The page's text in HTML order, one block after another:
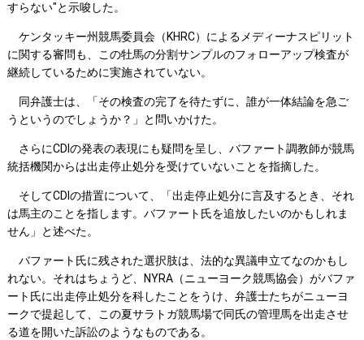
すらない"と示唆した。
ケンタッキー州競馬委員会（KHRC）によるメディーナスピリット
に関する審問も、この牡馬の分割サンプルのフォローアップ検査が
継続しているために実施されていない。
同弁護士は、「その検査の完了を待たずに、誰が一体結論を急ご
うというのでしょうか？」と問いかけた。
さらにCDIの発表の表現にも疑問を呈し、バファート調教師が競馬
統括機関からは出走停止処分を受けていないことを指摘した。
そしてCDIの措置について、「出走停止処分に言及するとき、それ
は馬主のことを指します。バファート氏を追放したいのかもしれま
せん」と述べた。
バファート氏に残された選択肢は、法的な異議申立てなのかもし
れない。それはちょうど、NYRA（ニューヨーク競馬協会）がバファ
ート氏に出走停止処分を科したことをうけ、弁護士たちがニューヨ
ークで提起して、この夏サラトガ競馬場で同氏の管理馬を出走させ
る道を開いた訴訟のようなものである。